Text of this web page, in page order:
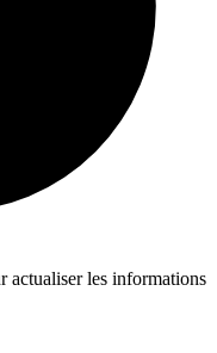
actualiser les informations